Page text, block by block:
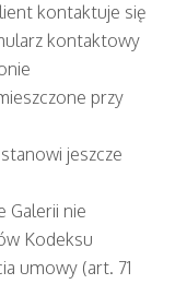
kontaktuje się
kontaktowy
przy
jeszcze
Galerii nie
Kodeksu
umowy (art. 71